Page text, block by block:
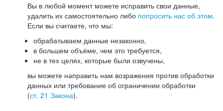
Вы в любой момент можете исправить свои данные,
удалить их самостоятельно либо попросить нас об этом.
Если вы считаете, что мы:
обрабатываем данные незаконно,
в большем объёме, чем это требуется,
не в тех целях, которые были озвучены,
вы можете направить нам возражения против обработки
данных или требование об ограничении обработки
(ст. 21 Закона).